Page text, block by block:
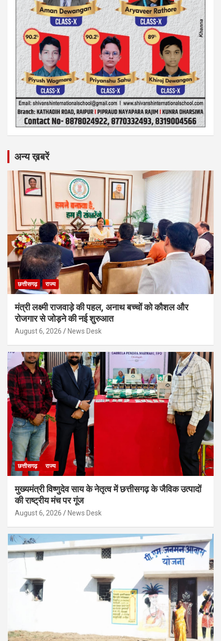
अन्य ख़बरें
छत्तीसगढ़ राज्य
मंत्री लक्ष्मी राजवाड़े की पहल, अनाथ बच्चों को कौशल और
रोजगार से जोड़ने की नई शुरुआत
August 6, 2026 News Desk
छत्तीसगढ़ राज्य
मुख्यमंत्री विष्णुदेव साय के नेतृत्व में छत्तीसगढ़ के जैविक उत्पादों
की राष्ट्रीय मंच पर गूंज
August 6, 2026 News Desk